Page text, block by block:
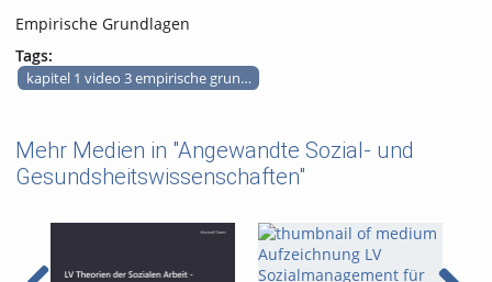
Empirische Grundlagen
Tags:
kapitel 1 video 3 empirische grundlagen
Mehr Medien in "Angewandte Sozial- und
Gesundsheitswissenschaften"